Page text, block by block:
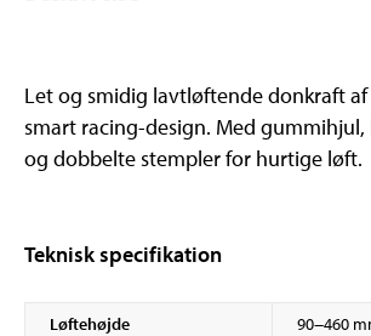
Let og smidig lavtløftende donkraft
smart racing-design. Med
og dobbelte stempler for hurtige løft.
Teknisk specifikation
Løftehøjde
90−460